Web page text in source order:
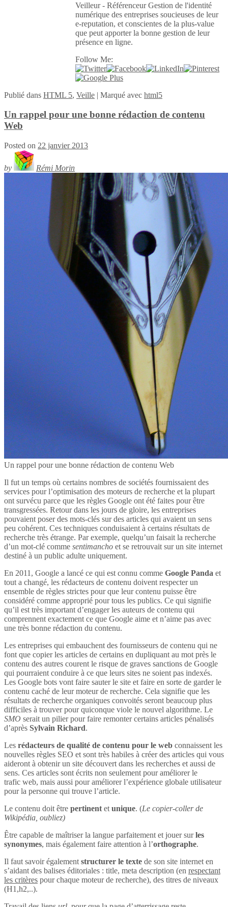
Veilleur - Référenceur Gestion de l'identité
numérique des entreprises soucieuses de leur
e-reputation, et conscientes de la plus-value
que peut apporter la bonne gestion de leur
présence en ligne.
Follow Me:
Publié dans HTML 5, Veille | Marqué avec html5
Un rappel pour une bonne rédaction de contenu
Web
Posted on 22 janvier 2013
by Rémi Morin
Un rappel pour une bonne rédaction de contenu Web
Il fut un temps où certains nombres de sociétés fournissaient des
services pour l’optimisation des moteurs de recherche et la plupart
ont survécu parce que les règles Google ont été faites pour être
transgressées. Retour dans les jours de gloire, les entreprises
pouvaient poser des mots-clés sur des articles qui avaient un sens
peu cohérent. Ces techniques conduisaient à certains résultats de
recherche très étrange. Par exemple, quelqu’un faisait la recherche
d’un mot-clé comme sentimancho et se retrouvait sur un site internet
destiné à un public adulte uniquement.
En 2011, Google a lancé ce qui est connu comme Google Panda et
tout a changé, les rédacteurs de contenu doivent respecter un
ensemble de règles strictes pour que leur contenu puisse être
considéré comme approprié pour tous les publics. Ce qui signifie
qu’il est très important d’engager les auteurs de contenu qui
comprennent exactement ce que Google aime et n’aime pas avec
une très bonne rédaction du contenu.
Les entreprises qui embauchent des fournisseurs de contenu qui ne
font que copier les articles de certains en dupliquant au mot près le
contenu des autres courent le risque de graves sanctions de Google
qui pourraient conduire à ce que leurs sites ne soient pas indexés.
Les Google bots vont faire sauter le site et faire en sorte de garder le
contenu caché de leur moteur de recherche. Cela signifie que les
résultats de recherche organiques convoités seront beaucoup plus
difficiles à trouver pour quiconque viole le nouvel algorithme. Le
SMO serait un pilier pour faire remonter certains articles pénalisés
d’après Sylvain Richard.
Les rédacteurs de qualité de contenu pour le web connaissent les
nouvelles règles SEO et sont très habiles à créer des articles qui vous
aideront à obtenir un site découvert dans les recherches et aussi de
sens. Ces articles sont écrits non seulement pour améliorer le
trafic web, mais aussi pour améliorer l’expérience globale utilisateur
pour la personne qui trouve l’article.
Le contenu doit être pertinent et unique. (Le copier-coller de
Wikipédia, oubliez)
Être capable de maîtriser la langue parfaitement et jouer surles
synonymes, mais également faire attention à l’orthographe.
Il faut savoir également structurer le texte de son site internet en
s’aidant des balises éditoriales : title, meta description (en respectant
les critères pour chaque moteur de recherche), des titres de niveaux
(H1,h2,..).